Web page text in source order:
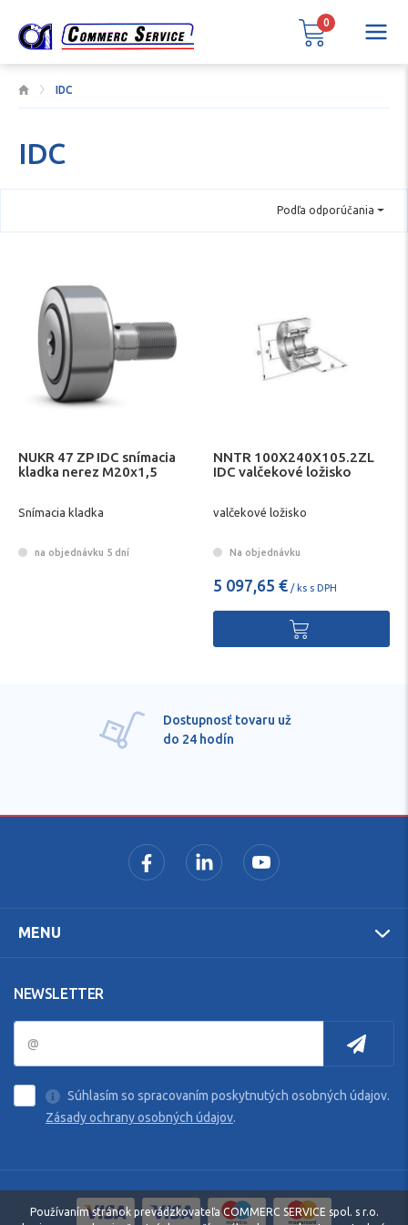
IDC
IDC
Podľa odporúčania
NUKR 47 ZP IDC snímacia
kladka nerez M20x1,5
Snímacia kladka
na objednávku 5 dní
NNTR 100X240X105.2ZL
IDC valčekové ložisko
valčekové ložisko
Na objednávku
5 097,65 € / ks s DPH
Dostupnosť tovaru už
do 24 hodín
MENU
NEWSLETTER
Súhlasím so spracovaním poskytnutých osobných údajov.
Zásady ochrany osobných údajov.
0
Používaním stránok prevádzkovateľa COMMERC SERVICE spol. s r.o.